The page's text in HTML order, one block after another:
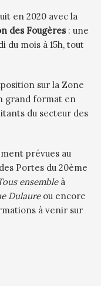
en 2020 avec la
des Fougères: une
du mois à 15h, tout
sur la Zone
grand format en
du secteur des
prévues au
Portes du 20ème
ensembleà
Dulaureou encore
à venir sur